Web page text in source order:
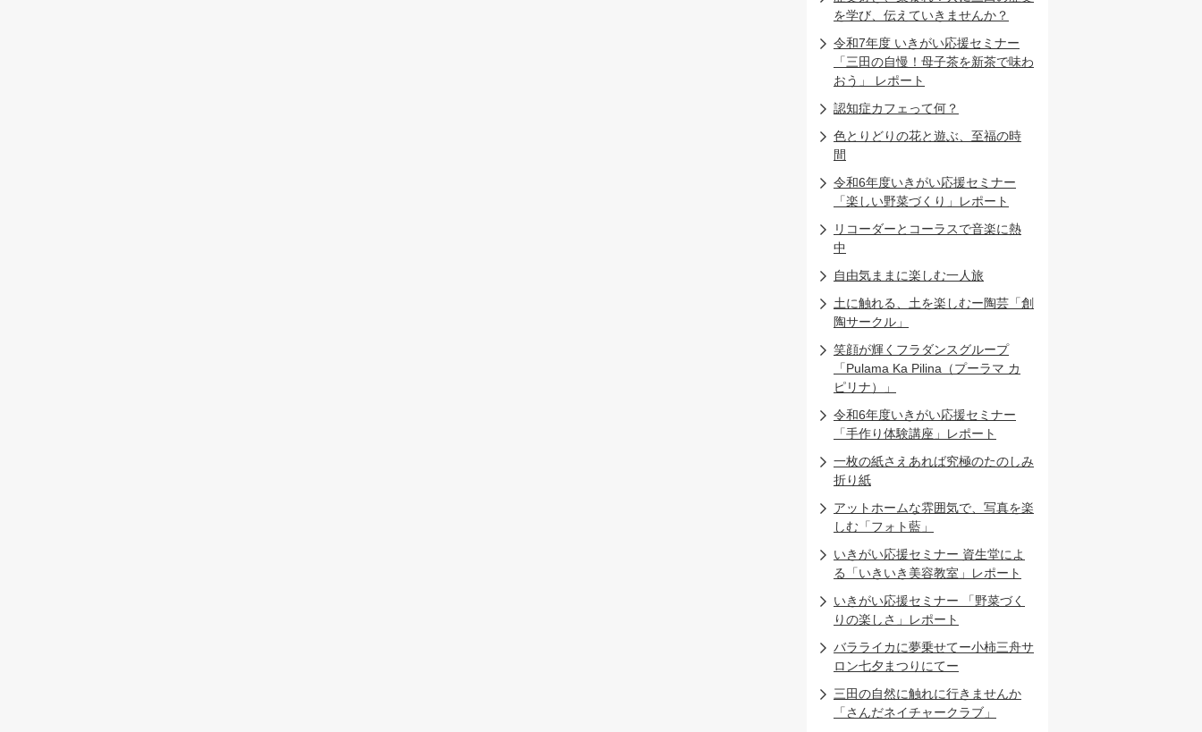
を学び、伝えていきませんか？
令和7年度 いきがい応援セミナー
「三田の自慢！母子茶を新茶で味わ
おう」 レポート
認知症カフェって何？
色とりどりの花と遊ぶ、至福の時
間
令和6年度いきがい応援セミナー
「楽しい野菜づくり」レポート
リコーダーとコーラスで音楽に熱
中
自由気ままに楽しむ一人旅
土に触れる、土を楽しむー陶芸「創
陶サークル」
笑顔が輝くフラダンスグループ
「Pulama Ka Pilina（プーラマ カ
ピリナ）」
令和6年度いきがい応援セミナー
「手作り体験講座」レポート
一枚の紙さえあれば究極のたのしみ
折り紙
アットホームな雰囲気で、写真を楽
しむ「フォト藍」
いきがい応援セミナー 資生堂によ
る「いきいき美容教室」レポート
いきがい応援セミナー 「野菜づく
りの楽しさ」レポート
バラライカに夢乗せてー小柿三舟サ
ロン七夕まつりにてー
三田の自然に触れに行きませんか
「さんだネイチャークラブ」